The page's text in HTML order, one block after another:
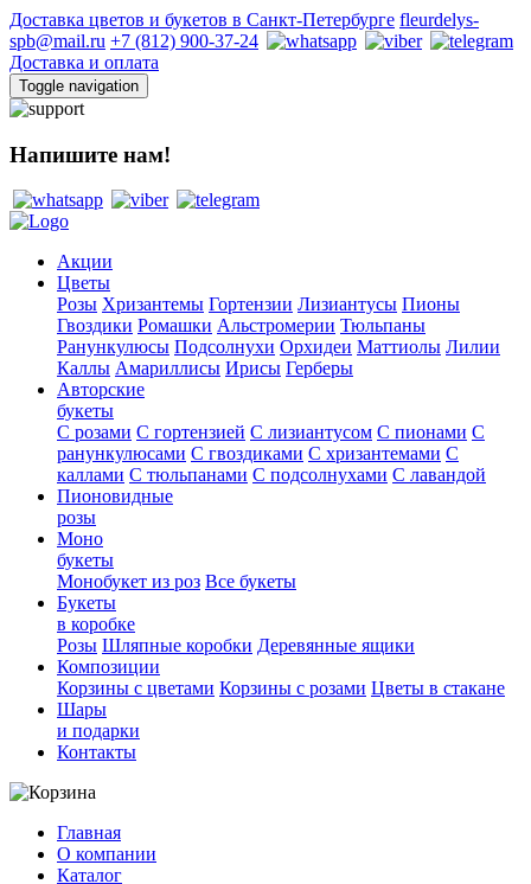
Доставка цветов и букетов в Санкт-Петербурге fleurdelys-
spb@mail.ru +7 (812) 900-37-24
Доставка и оплата
Toggle navigation
Напишите нам!
Акции
Цветы
Розы Хризантемы Гортензии Лизиантусы Пионы
Гвоздики Ромашки Альстромерии Тюльпаны
Ранункулюсы Подсолнухи Орхидеи Маттиолы Лилии
Каллы Амариллисы Ирисы Герберы
Авторские
букеты
С розами С гортензией С лизиантусом С пионами С
ранункулюсами С гвоздиками С хризантемами С
каллами С тюльпанами С подсолнухами С лавандой
Пионовидные
розы
Моно
букеты
Монобукет из роз Все букеты
Букеты
в коробке
Розы Шляпные коробки Деревянные ящики
Композиции
Корзины с цветами Корзины с розами Цветы в стакане
Шары
и подарки
Контакты
Главная
О компании
Каталог